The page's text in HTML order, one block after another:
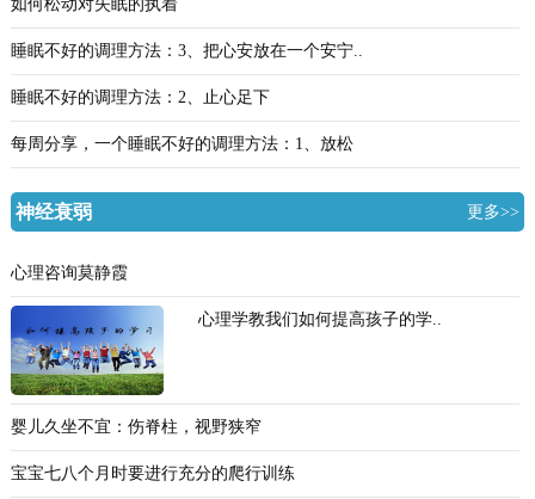
如何松动对失眠的执着
睡眠不好的调理方法：3、把心安放在一个安宁..
睡眠不好的调理方法：2、止心足下
每周分享，一个睡眠不好的调理方法：1、放松
神经衰弱 更多>>
心理咨询莫静霞
心理学教我们如何提高孩子的学..
婴儿久坐不宜：伤脊柱，视野狭窄
宝宝七八个月时要进行充分的爬行训练